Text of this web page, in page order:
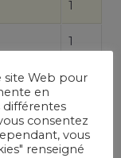
1
1
1
site Web pour
en
différentes
consentez
vous
renseigné